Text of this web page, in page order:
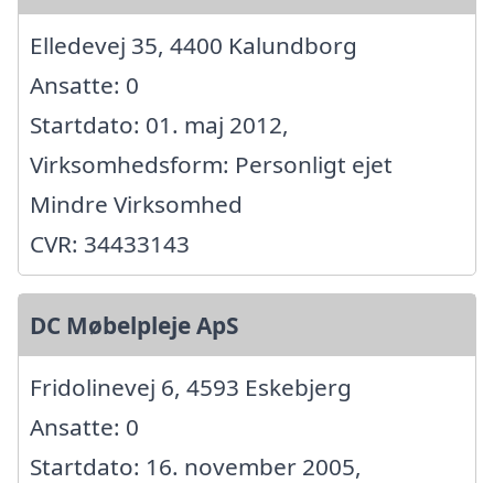
Elledevej 35, 4400 Kalundborg
Ansatte: 0
Startdato: 01. maj 2012,
Virksomhedsform: Personligt ejet
Mindre Virksomhed
CVR: 34433143
DC Møbelpleje ApS
Fridolinevej 6, 4593 Eskebjerg
Ansatte: 0
Startdato: 16. november 2005,